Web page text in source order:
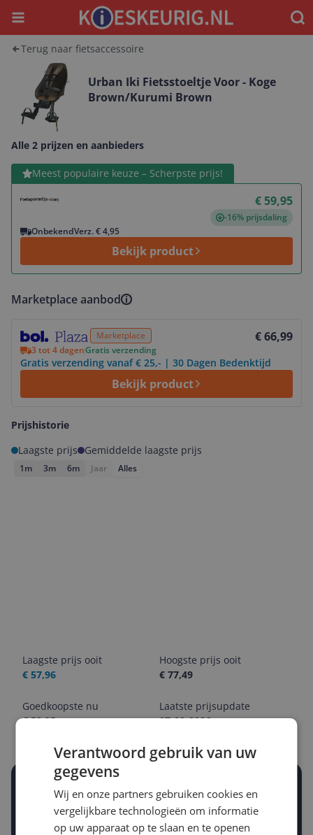
Menu
Terug naar fietsaccessoire
Urban Iki Fietsstoeltje Voor - Koge
Brown/Kurumi Brown
Alle 2 prijzen en aanbieders
Meest populaire keuze – Scherpste prijs!
€ 59,95
-16% prijsdaling
OnbekendVerz. € 4,95
Bekijk product
Bekijk product
Marketplace aanbod
Marketplace € 66,99
3 tot 4 dagenGratis verzending
Gratis verzending vanaf € 25,- | 30 Dagen Bedenktijd
Bekijk product
Prijshistorie
Laagste prijs
Gemiddelde laagste prijs
1m 3m 6m Jaar Alles
Laagste prijs ooit
€ 57,96
Hoogste prijs ooit
€ 77,49
Goedkoopste nu
€ 59,95
Laatste prijsupdate
07-08-2026
Stel een alert in en mis geen prijsdaling
Krijg een seintje zodra de prijs zakt
Jouw e-mailadres
Verantwoord gebruik van uw
gegevens
Wij en onze partners gebruiken cookies en
vergelijkbare technologieën om informatie
op uw apparaat op te slaan en te openen